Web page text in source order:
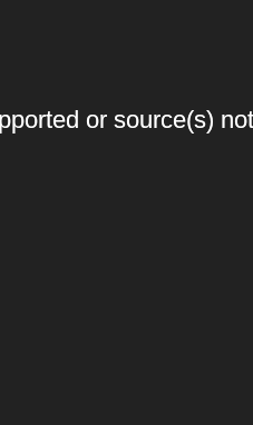
or source(s)